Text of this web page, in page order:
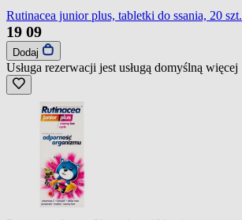
Rutinacea junior plus, tabletki do ssania, 20 szt.
19 09
Dodaj
Usługa rezerwacji jest usługą domyślną więcej